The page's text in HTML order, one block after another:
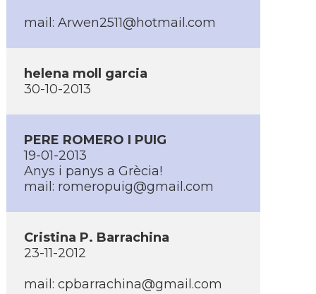
mail: Arwen2511@hotmail.com
helena moll garcia
30-10-2013
PERE ROMERO I PUIG
19-01-2013
Anys i panys a Grècia!
mail: romeropuig@gmail.com
Cristina P. Barrachina
23-11-2012
mail: cpbarrachina@gmail.com